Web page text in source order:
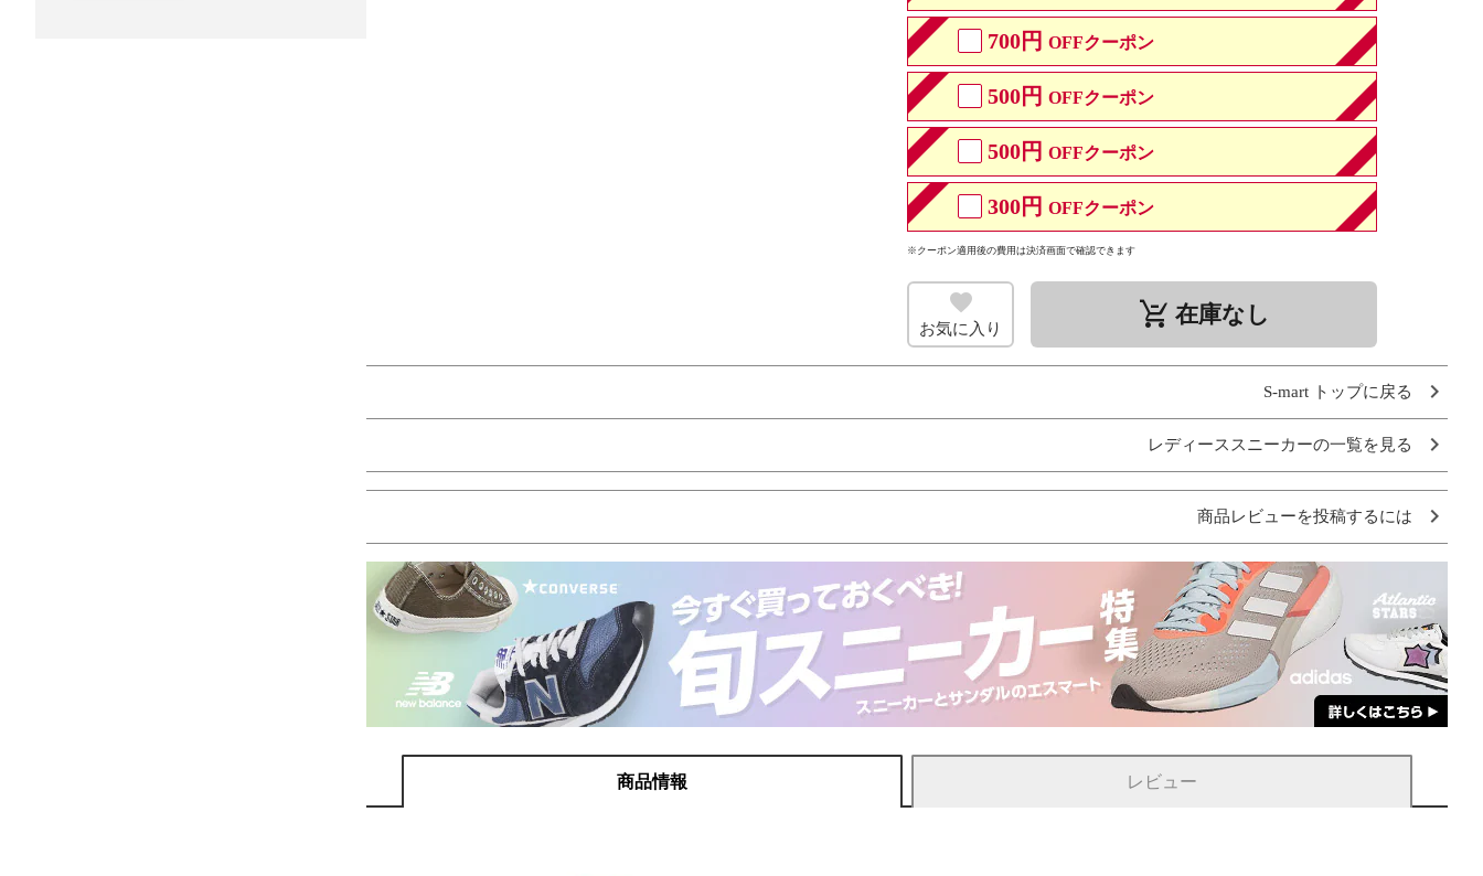
700円 OFFクーポン
500円 OFFクーポン
500円 OFFクーポン
300円 OFFクーポン
※クーポン適用後の費用は決済画面で確認できます
お気に入り remove_shopping_cart 在庫なし
S-mart トップに戻る
レディーススニーカーの一覧を見る
商品レビューを投稿するには
商品情報 レビュー